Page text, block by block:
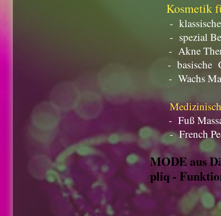
Kosmetik
- klassische
- spezial
- Akne
- basische
- Wachs
- Fuß
- French
MODE aus
pliq -